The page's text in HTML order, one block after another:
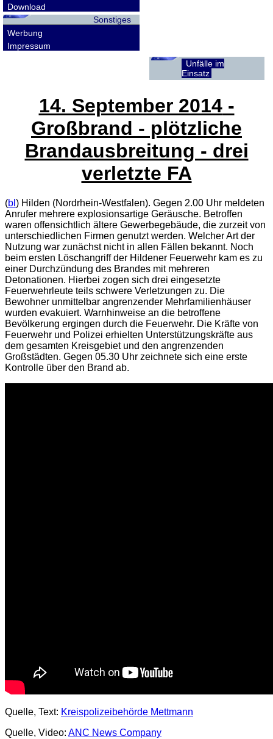
Download
Sonstiges
Werbung
Impressum
Unfälle im
Einsatz
14. September 2014-
Großbrand - plötzliche
Brandausbreitung - drei
verletzte FA
(bl ) Hilden (Nordrhein-Westfalen). Gegen 2.00 Uhr meldeten
Anrufer mehrere explosionsartige Geräusche. Betroffen
waren offensichtlich ältere Gewerbegebäude, die zurzeit von
unterschiedlichen Firmen genutzt werden. Welcher Art der
Nutzung war zunächst nicht in allen Fällen bekannt. Noch
beim ersten Löschangriff der Hildener Feuerwehr kam es zu
einer Durchzündung des Brandes mit mehreren
Detonationen. Hierbei zogen sich drei eingesetzte
Feuerwehrleute teils schwere Verletzungen zu. Die
Bewohner unmittelbar angrenzender Mehrfamilienhäuser
wurden evakuiert. Warnhinweise an die betroffene
Bevölkerung ergingen durch die Feuerwehr. Die Kräfte von
Feuerwehr und Polizei erhielten Unterstützungskräfte aus
dem gesamten Kreisgebiet und den angrenzenden
Großstädten. Gegen 05.30 Uhr zeichnete sich eine erste
Kontrolle über den Brand ab.
Quelle, Text: Kreispolizeibehörde Mettmann
Quelle, Video: ANC News Company